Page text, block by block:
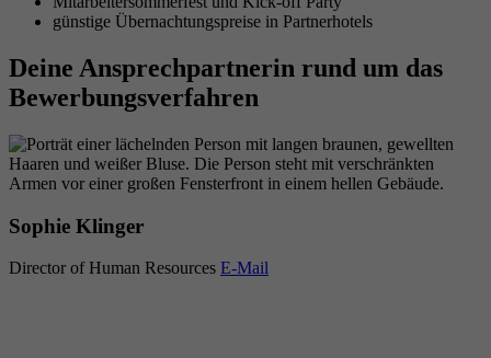
günstige Übernachtungspreise in Partnerhotels
Deine Ansprechpartnerin rund um das
Bewerbungsverfahren
Sophie Klinger
Director of Human Resources E-Mail